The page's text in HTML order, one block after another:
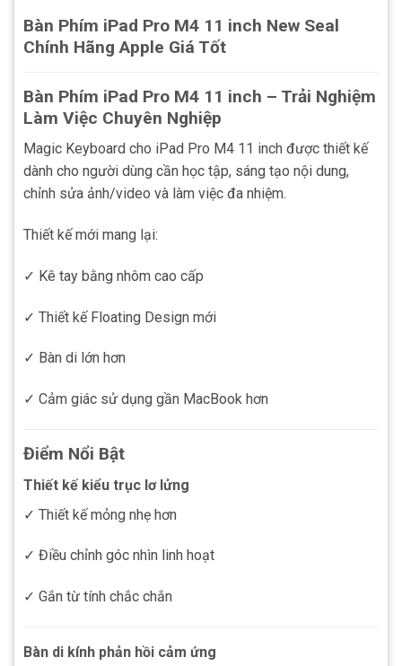
Bàn Phím iPad Pro M4 11 inch New Seal
Chính Hãng Apple Giá Tốt
Bàn Phím iPad Pro M4 11 inch – Trải Nghiệm
Làm Việc Chuyên Nghiệp
Magic Keyboard cho iPad Pro M4 11 inch được thiết kế
dành cho người dùng cần học tập, sáng tạo nội dung,
chỉnh sửa ảnh/video và làm việc đa nhiệm.
Thiết kế mới mang lại:
✓ Kê tay bằng nhôm cao cấp
✓ Thiết kế Floating Design mới
✓ Bàn di lớn hơn
✓ Cảm giác sử dụng gần MacBook hơn
Điểm Nổi Bật
Thiết kế kiểu trục lơ lửng
✓ Thiết kế mỏng nhẹ hơn
✓ Điều chỉnh góc nhìn linh hoạt
✓ Gắn từ tính chắc chắn
Bàn di kính phản hồi cảm ứng